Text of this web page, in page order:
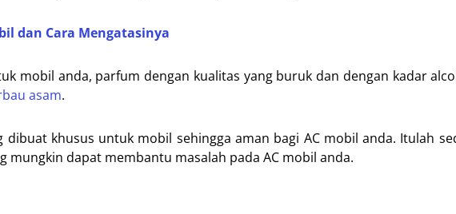
dan Cara Mengatasinya
mobil anda, parfum dengan kualitas yang buruk dan dengan kadar
asam.
khusus untuk mobil sehingga aman bagi AC mobil anda. Itulah
mungkin dapat membantu masalah pada AC mobil anda.